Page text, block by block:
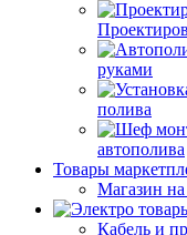
руками
полива
автополива
Товары
Магазин
Кабель и